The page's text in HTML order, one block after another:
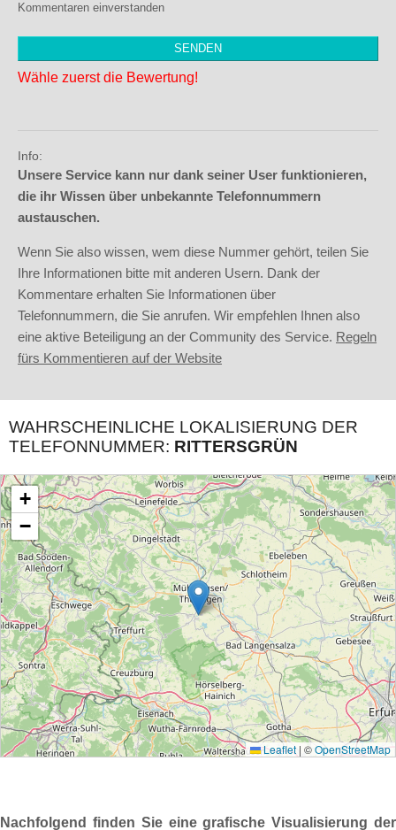
Kommentaren einverstanden
Wähle zuerst die Bewertung!
Info:
Unsere Service kann nur dank seiner User funktionieren,
die ihr Wissen über unbekannte Telefonnummern
austauschen.
Wenn Sie also wissen, wem diese Nummer gehört, teilen Sie
Ihre Informationen bitte mit anderen Usern. Dank der
Kommentare erhalten Sie Informationen über
Telefonnummern, die Sie anrufen. Wir empfehlen Ihnen also
eine aktive Beteiligung an der Community des Service. Regeln
fürs Kommentieren auf der Website
WAHRSCHEINLICHE LOKALISIERUNG DER
TELEFONNUMMER: RITTERSGRÜN
Nachfolgend finden Sie eine grafische Visualisierung der